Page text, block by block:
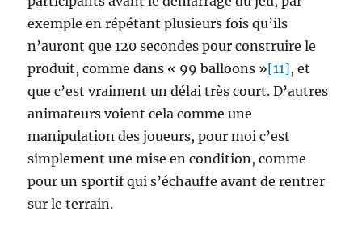
exemple en répétant plusieurs fois qu’ils
n’auront que 120 secondes pour construire le
produit, comme dans « 99 balloons »[11], et
que c’est vraiment un délai très court. D’autres
animateurs voient cela comme une
manipulation des joueurs, pour moi c’est
simplement une mise en condition, comme
pour un sportif qui s’échauffe avant de rentrer
sur le terrain.